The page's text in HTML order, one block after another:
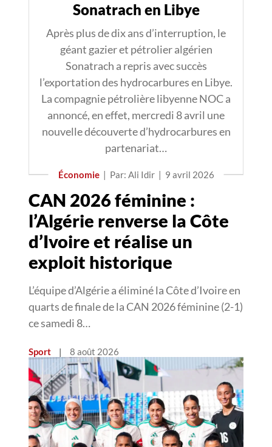
Sonatrach en Libye
Après plus de dix ans d’interruption, le
géant gazier et pétrolier algérien
Sonatrach a repris avec succès
l’exportation des hydrocarbures en Libye.
La compagnie pétrolière libyenne NOC a
annoncé, en effet, mercredi 8 avril une
nouvelle découverte d’hydrocarbures en
partenariat…
Économie | Par: Ali Idir | 9 avril 2026
CAN 2026 féminine :
l’Algérie renverse la Côte
d’Ivoire et réalise un
exploit historique
L’équipe d’Algérie a éliminé la Côte d’Ivoire en
quarts de finale de la CAN 2026 féminine (2-1)
ce samedi 8…
Sport | 8 août 2026